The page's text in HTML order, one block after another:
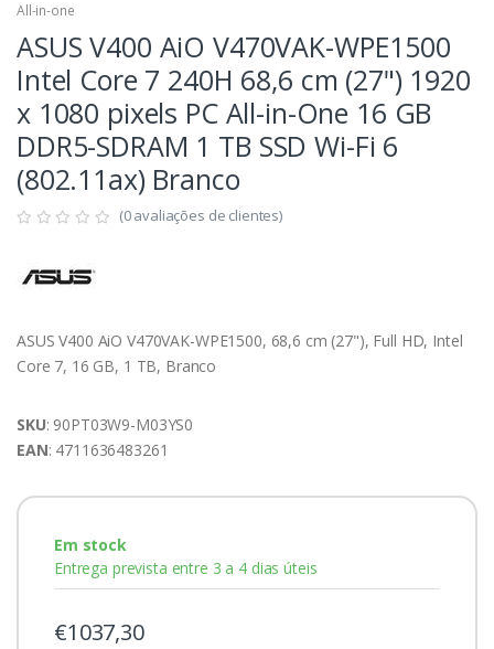
All-in-one
ASUS V400 AiO V470VAK-WPE1500
Intel Core 7 240H 68,6 cm (27") 1920
x 1080 pixels PC All-in-One 16 GB
DDR5-SDRAM 1 TB SSD Wi-Fi 6
(802.11ax) Branco
(0 avaliações de clientes)
ASUS V400 AiO V470VAK-WPE1500, 68,6 cm (27"), Full HD, Intel
Core 7, 16 GB, 1 TB, Branco
SKU: 90PT03W9-M03YS0
EAN: 4711636483261
Em stock
Entrega prevista entre 3 a 4 dias úteis
€1037,30